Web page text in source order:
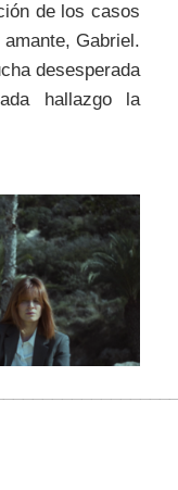
de los casos
Gabriel.
desesperada
hallazgo la